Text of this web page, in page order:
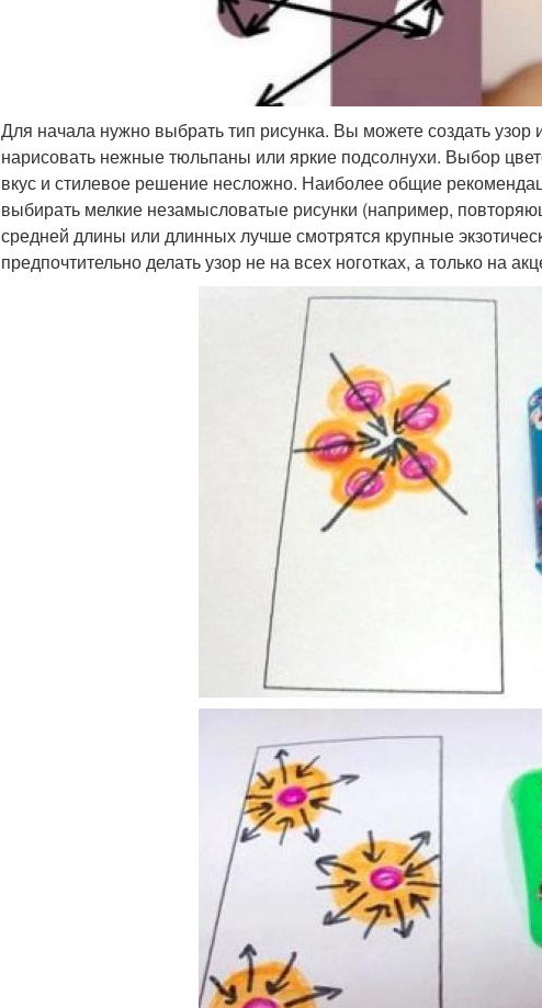
Для начала нужно выбрать тип рисунка. Вы можете создать узор
нарисовать нежные тюльпаны или яркие подсолнухи. Выбор
вкус и стилевое решение несложно. Наиболее общие
выбирать мелкие незамысловатые рисунки (например,
средней длины или длинных лучше смотрятся крупные
предпочтительно делать узор не на всех ноготках, а только на